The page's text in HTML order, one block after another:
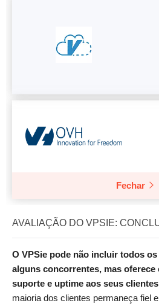
Fechar
AVALIAÇÃO DO VPSIE:
O VPSie pode não incluir todos
alguns concorrentes, mas
suporte e uptime aos seus
maioria dos clientes permaneça fiel